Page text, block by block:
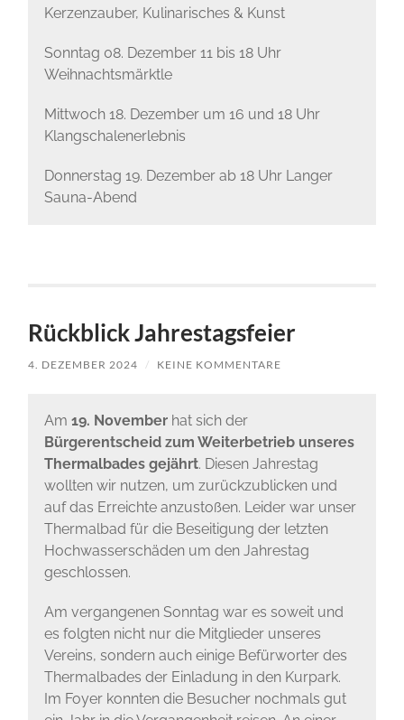
Kerzenzauber, Kulinarisches & Kunst
Sonntag 08. Dezember 11 bis 18 Uhr
Weihnachtsmärktle
Mittwoch 18. Dezember um 16 und 18 Uhr
Klangschalenerlebnis
Donnerstag 19. Dezember ab 18 Uhr Langer
Sauna-Abend
Rückblick Jahrestagsfeier
4. DEZEMBER 2024 / KEINE KOMMENTARE
Am 19. Novemberhat sich der
Bürgerentscheid zum Weiterbetrieb unseres
Thermalbades gejährt. Diesen Jahrestag
wollten wir nutzen, um zurückzublicken und
auf das Erreichte anzustoßen. Leider war unser
Thermalbad für die Beseitigung der letzten
Hochwasserschäden um den Jahrestag
geschlossen.
Am vergangenen Sonntag war es soweit und
es folgten nicht nur die Mitglieder unseres
Vereins, sondern auch einige Befürworter des
Thermalbades der Einladung in den Kurpark.
Im Foyer konnten die Besucher nochmals gut